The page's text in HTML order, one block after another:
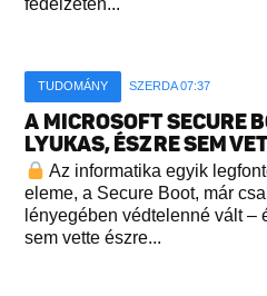
fedélzetén...
TUDOMÁNY SZERDA 07:37
A MICROSOFT SECURE
LYUKAS, ÉSZRE SEM
Az informatika egyik
eleme, a Secure Boot, már
lényegében védtelenné vált –
sem vette észre...